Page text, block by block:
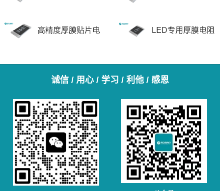
高精度厚膜贴片电 LED专用厚膜电阻
诚信 / 用心 / 学习 / 利他 / 感恩